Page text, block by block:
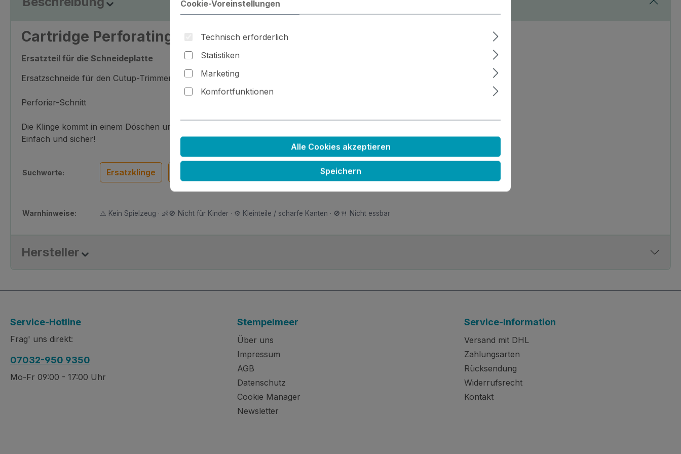
Cartridge Perforating Blade
Ersatzteil für die Schneideplatte
Ersatzschneide für den Cutup-Trimmer von American Crafts
Perforier-Schnitt
Die Klinge kommt in einem Döschen und wird komplett ins Gerät eingesetzt.
Einfach und sicher!
Suchworte: Ersatzklinge Perforier-Schnitt
Warnhinweise: ⚠️ Kein Spielzeug · 👶🚫 Nicht für Kinder · ⚙️ Kleinteile / scharfe Kanten · 🚫🍴 Nicht essbar
Hersteller
Service-Hotline
Frag' uns direkt:
07032-950 9350
Mo-Fr 09:00 - 17:00 Uhr
Stempelmeer
Über uns
Impressum
AGB
Datenschutz
Cookie Manager
Newsletter
Service-Information
Versand mit DHL
Zahlungsarten
Rücksendung
Widerrufsrecht
Kontakt
Cookie-Voreinstellungen
Technisch erforderlich
Statistiken
Marketing
Komfortfunktionen
Alle Cookies akzeptieren
Speichern